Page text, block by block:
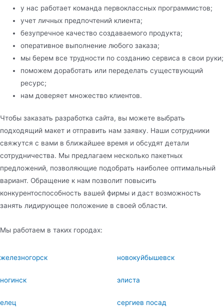
у нас работает команда первоклассных программистов;
учет личных предпочтений клиента;
безупречное качество создаваемого продукта;
оперативное выполнение любого заказа;
мы берем все трудности по созданию сервиса в свои руки;
поможем доработать или переделать существующий
ресурс;
нам доверяет множество клиентов.
Чтобы заказать разработка сайта, вы можете выбрать
подходящий макет и отправить нам заявку. Наши сотрудники
свяжутся с вами в ближайшее время и обсудят детали
сотрудничества. Мы предлагаем несколько пакетных
предложений, позволяющие подобрать наиболее оптимальный
вариант. Обращение к нам позволит повысить
конкурентоспособность вашей фирмы и даст возможность
занять лидирующее положение в своей области.
Мы работаем в таких городах:
железногорск новокуйбышевск
ногинск элиста
елец сергиев посад